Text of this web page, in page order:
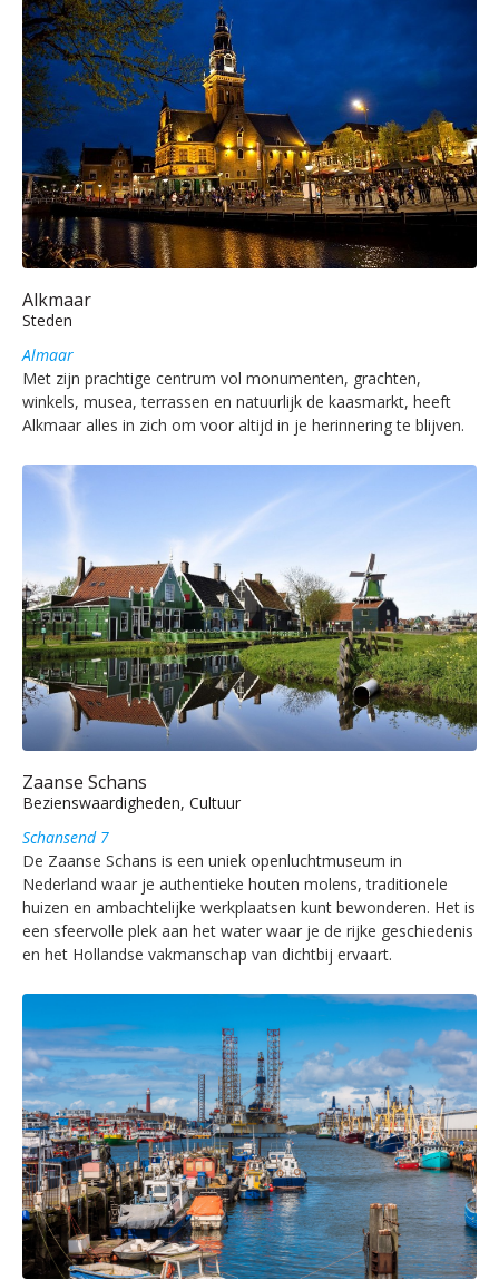
Alkmaar
Steden
Almaar
Met zijn prachtige centrum vol monumenten, grachten,
winkels, musea, terrassen en natuurlijk de kaasmarkt, heeft
Alkmaar alles in zich om voor altijd in je herinnering te blijven.
Zaanse Schans
Bezienswaardigheden, Cultuur
Schansend 7
De Zaanse Schans is een uniek openluchtmuseum in
Nederland waar je authentieke houten molens, traditionele
huizen en ambachtelijke werkplaatsen kunt bewonderen. Het is
een sfeervolle plek aan het water waar je de rijke geschiedenis
en het Hollandse vakmanschap van dichtbij ervaart.